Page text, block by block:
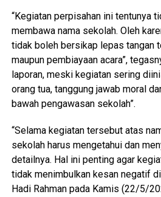
“Kegiatan perpisahan ini tentunya
membawa nama sekolah. Oleh
tidak boleh bersikap lepas tangan
maupun pembiayaan acara”,
laporan, meski kegiatan sering
orang tua, tanggung jawab moral
bawah pengawasan sekolah”.
“Selama kegiatan tersebut atas
sekolah harus mengetahui dan
detailnya. Hal ini penting agar
tidak menimbulkan kesan negatif
Hadi Rahman pada Kamis (22/5/